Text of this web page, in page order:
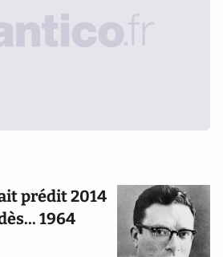
prédit 2014
1964